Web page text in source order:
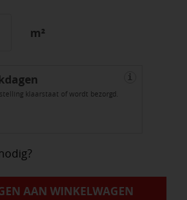
m²
klaarstaat of wordt bezorgd.
i
AAN WINKELWAGEN